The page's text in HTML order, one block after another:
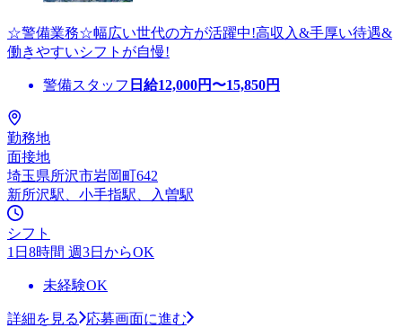
☆警備業務☆幅広い世代の方が活躍中!高収入&手厚い待遇&
働きやすいシフトが自慢!
警備スタッフ 日給12,000円〜15,850円
勤務地
面接地
埼玉県所沢市岩岡町642
新所沢駅、小手指駅、入曽駅
シフト
1日8時間 週3日からOK
未経験OK
詳細を見る
応募画面に進む